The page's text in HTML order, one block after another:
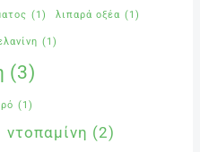
(1) λιπαρά οξέα (1)
(1)
(3)
(1)
ντοπαμίνη (2)